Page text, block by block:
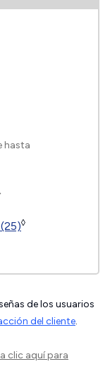
hasta
◊
de los usuarios
del cliente.
clic aquípara